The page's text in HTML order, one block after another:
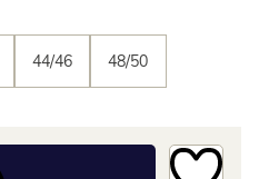
44/46 48/50